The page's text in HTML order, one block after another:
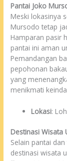
Pantai Joko
Meski lokasinya
Mursodo tetap
Hamparan pasir
pantai ini aman
Pemandangan
pepohonan
yang
menikmati
Lokasi:
Destinasi Wisata
Selain pantai
destinasi wisata